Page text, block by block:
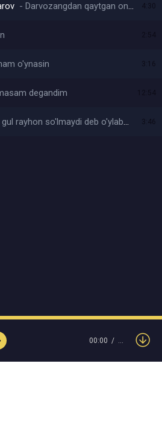
Darvozangdan qaytgan onam emasmidi 4:30
o'ynasin 3:16
degandim
rayhon so'lmaydi deb o'ylabman 3:46
00:00 …